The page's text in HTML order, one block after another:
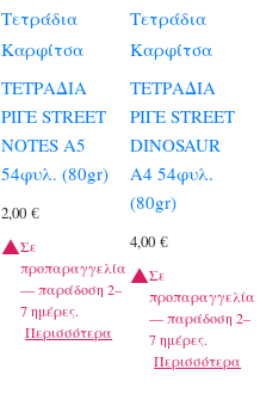
Τετράδια
Καρφίτσα
ΤΕΤΡΑΔΙΑ
ΡΙΓΕ STREET
NOTES A5
54φυλ. (80gr)
2,00€
Σε
προπαραγγελία
— παράδοση 2–
7 ημέρες.
Περισσότερα
Τετράδια
Καρφίτσα
ΤΕΤΡΑΔΙΑ
ΡΙΓΕ STREET
DINOSAUR
A4 54φυλ.
(80gr)
4,00€
Σε
προπαραγγελία
— παράδοση 2–
7 ημέρες.
Περισσότερα